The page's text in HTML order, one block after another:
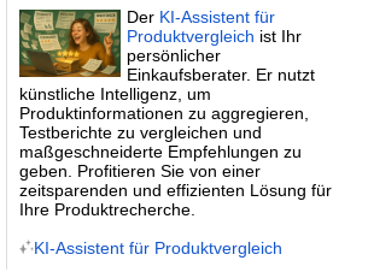
Der KI-Assistent für
Produktvergleich ist Ihr
persönlicher
Einkaufsberater. Er nutzt
künstliche Intelligenz, um
Produktinformationen zu aggregieren,
Testberichte zu vergleichen und
maßgeschneiderte Empfehlungen zu
geben. Profitieren Sie von einer
zeitsparenden und effizienten Lösung für
Ihre Produktrecherche.
KI-Assistent für Produktvergleich